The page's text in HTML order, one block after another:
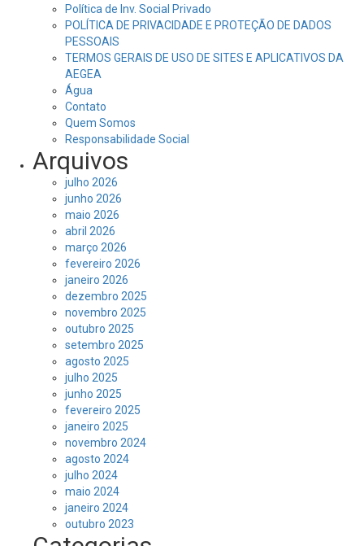
Política de Inv. Social Privado
POLÍTICA DE PRIVACIDADE E PROTEÇÃO DE DADOS
PESSOAIS
TERMOS GERAIS DE USO DE SITES E APLICATIVOS DA
AEGEA
Água
Contato
Quem Somos
Responsabilidade Social
Arquivos
julho 2026
junho 2026
maio 2026
abril 2026
março 2026
fevereiro 2026
janeiro 2026
dezembro 2025
novembro 2025
outubro 2025
setembro 2025
agosto 2025
julho 2025
junho 2025
fevereiro 2025
janeiro 2025
novembro 2024
agosto 2024
julho 2024
maio 2024
janeiro 2024
outubro 2023